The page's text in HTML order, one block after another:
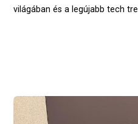
világában és a legújabb tech